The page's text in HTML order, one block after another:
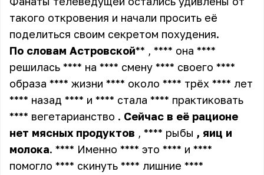
такого откровения и начали просить её
поделиться своим секретом похудения.
По словам Астровской** , **** она ****
решилась **** на **** смену **** своего ****
образа **** жизни **** около **** трёх **** лет
**** назад **** и **** стала **** практиковать
**** вегетарианство . Сейчас в её рационе
нет мясных продуктов , **** рыбы , яиц и
молока. **** Именно **** это **** и ****
помогло **** скинуть **** лишние ****